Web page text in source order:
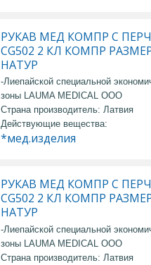
РУКАВ МЕД КОМПР С
CG502 2 КЛ КОМПР
НАТУР
-Лиепайской специальной
зоны LAUMA MEDICAL OOO
Страна производитель: Латвия
Действующие вещества:
*мед.изделия
РУКАВ МЕД КОМПР С
CG502 2 КЛ КОМПР
НАТУР
-Лиепайской специальной
зоны LAUMA MEDICAL OOO
Страна производитель: Латвия